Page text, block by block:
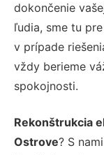
dokončenie
ľudia, sme tu
v prípade
vždy berieme
spokojnosti.
Rekonštrukcia
Ostrove? S